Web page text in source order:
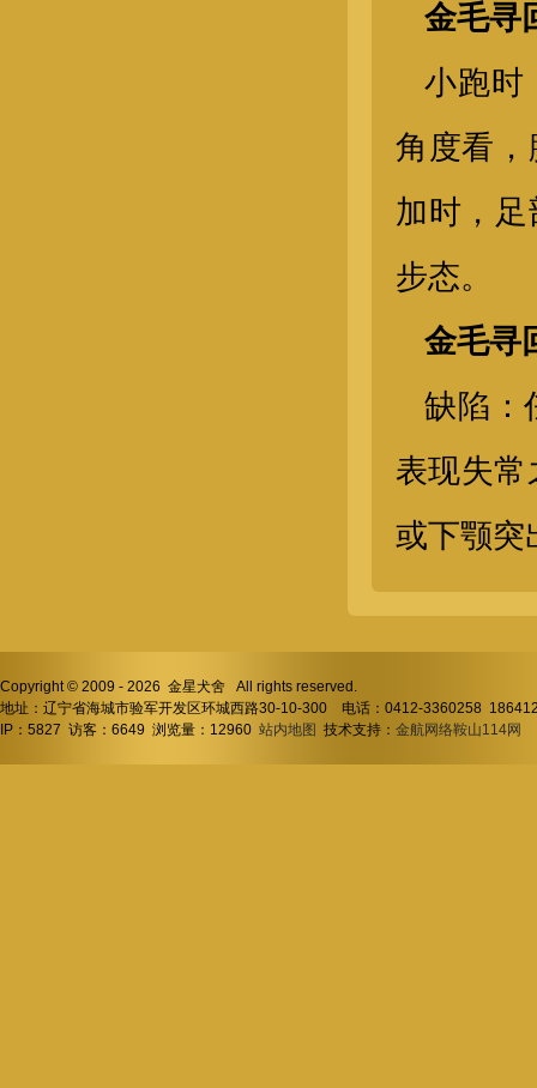
金毛寻
小跑时
角度看
加时，
步态。
金毛寻
缺陷：
表现失常
或下颚突
Copyright © 2009 - 2026 金星犬舍 All rights reserved.
地址：辽宁省海城市验军开发区环城西路30-10-300 电话：0412-3360258
IP：5827 访客：6649 浏览量：12960 站内地图 技术支持： 金航网络鞍山114网